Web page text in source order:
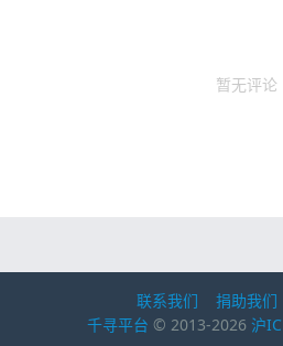
暂无评论
联系我们 捐助我们
千寻平台 © 2013-2026 沪